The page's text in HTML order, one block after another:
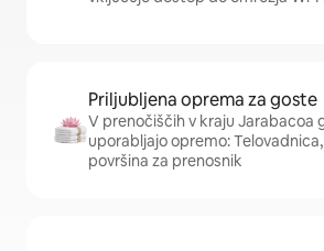
Priljubljena oprema za goste
V prenočiščih v kraju Jarabacoa
uporabljajo opremo:
površina za prenosnik